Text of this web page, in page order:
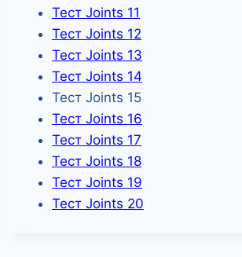
Тест Joints 11
Тест Joints 12
Тест Joints 13
Тест Joints 14
Тест Joints 15
Тест Joints 16
Тест Joints 17
Тест Joints 18
Тест Joints 19
Тест Joints 20